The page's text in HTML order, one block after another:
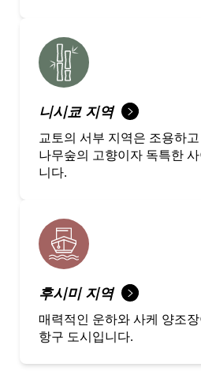
니시쿄 지역
교토의 서부 지역은 조용하
나무숲의 고향이자 독특한
니다.
후시미 지역
매력적인 운하와 사케 양조
항구 도시입니다.